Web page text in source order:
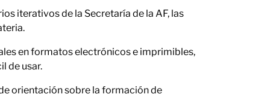
iterativos de la Secretaría de la AF, las
en formatos electrónicos e imprimibles,
de usar.
orientación sobre la formación de